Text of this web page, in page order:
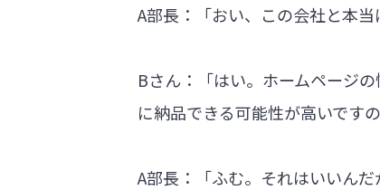
A部長：「おい、この会社と本
Bさん：「はい。ホームページ
に納品できる可能性が高いですの
A部長：「ふむ。それはいいん